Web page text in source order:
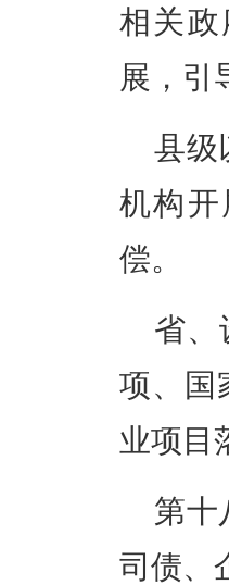
相关
展，引
县级
机构
偿。
省、
项、国
业项目
第十
司债、